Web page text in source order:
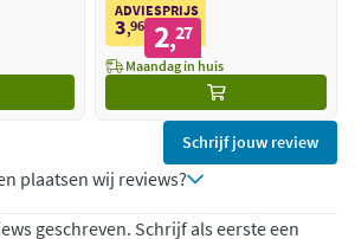
ADVIESPRIJS
3,96 2,27
Maandag in huis
Schrijf jouw review
plaatsen wij reviews?
geschreven. Schrijf als eerste een